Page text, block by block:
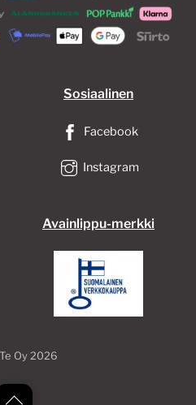
Sosiaalinen
Facebook
Instagram
Avainlippu-merkki
Back
Oy2026